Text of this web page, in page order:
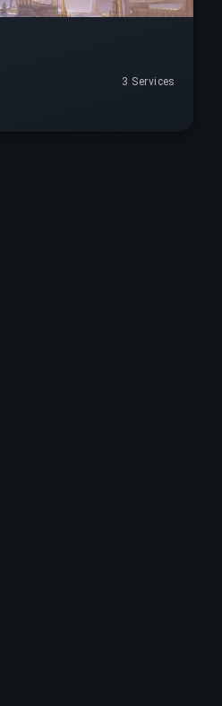
3 Services